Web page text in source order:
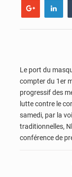
Le port du
compter du 1er
progressif des
lutte contre le
samedi, par la
traditionnelles,
conférence de